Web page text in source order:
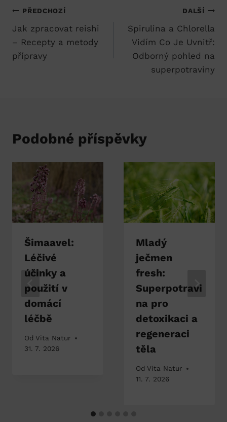
Navigace
pro
příspěvek
PŘEDCHOZÍ
Jak zpracovat reishi
– Recepty a metody
přípravy
DALŠÍ
Spirulina a Chlorella
Vidím Co Je Uvnitř:
Odborný pohled na
superpotraviny
Podobné příspěvky
Šimaavel:
Léčivé
účinky a
použití v
domácí
léčbě
Od Vita Natur
31. 7. 2026
Mladý
ječmen
fresh:
Superpotravi
na pro
detoxikaci a
regeneraci
těla
Od Vita Natur
11. 7. 2026